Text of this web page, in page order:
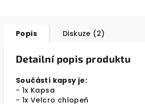
Popis Diskuze (2)
Detailní popis produktu
Součástí kapsy je:
- 1x Kapsa
- 1x Velcro chlopeň